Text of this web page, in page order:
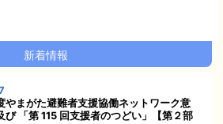
新着情報
やまがた避難者支援協働ネットワーク意
び 「第 115 回支援者のつどい」【第２部